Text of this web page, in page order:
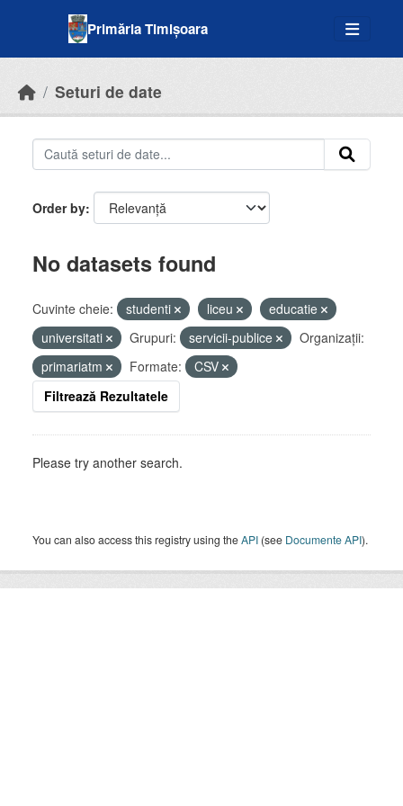
Primăria Timișoara
Seturi de date
Order by
No datasets found
Cuvinte cheie: studenti liceu
educatie
universitati
Grupuri: servicii-publice
Organizații:
primariatm
Formate:
CSV
Filtrează Rezultatele
Please try another search.
You can also access this registry using theAPI (see Documente API).